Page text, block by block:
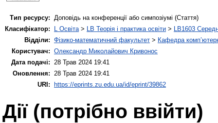
Тип ресурсу: Доповідь на конференції або симпозіумі (Стаття)
Класифікатор:
L Освіта> LB Теорія і практика освіти > LB1603
Відділи: Фізико-математичний факультет > Кафедра
Користувач: Олександр Миколайович Кривонос
Дата подачі: 28 Трав 2024 19:41
Оновлення: 28 Трав 2024 19:41
URI:
https://eprints.zu.edu.ua/id/eprint/39862
Дії ​​(потрібно ввійти)